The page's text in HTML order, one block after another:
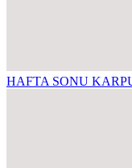
HAFTA SONU